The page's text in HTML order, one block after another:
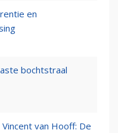
en
bochtstraal
van Hooff: De